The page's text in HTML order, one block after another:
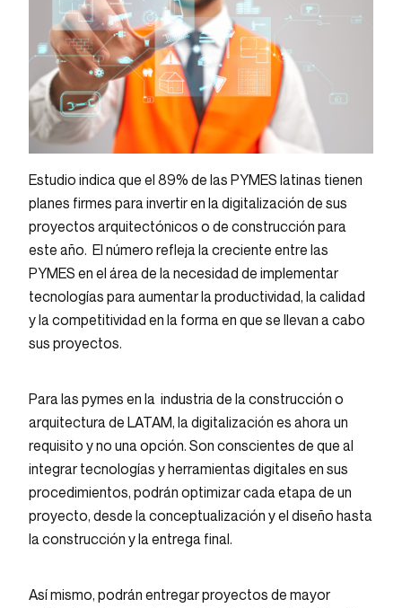
Estudio indica que el 89% de las PYMES latinas tienen
planes firmes para invertir en la digitalización de sus
proyectos arquitectónicos o de construcción para
este año. El número refleja la creciente entre las
PYMES en el área de la necesidad de implementar
tecnologías para aumentar la productividad, la calidad
y la competitividad en la forma en que se llevan a cabo
sus proyectos.
Para las pymes en la industria de la construcción o
arquitectura de LATAM, la digitalización es ahora un
requisito y no una opción. Son conscientes de que al
integrar tecnologías y herramientas digitales en sus
procedimientos, podrán optimizar cada etapa de un
proyecto, desde la conceptualización y el diseño hasta
la construcción y la entrega final.
Así mismo, podrán entregar proyectos de mayor